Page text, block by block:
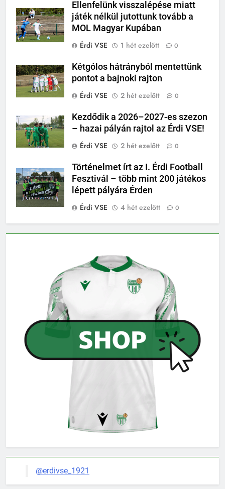
Ellenfelünk visszalépése miatt
játék nélkül jutottunk tovább a
MOL Magyar Kupában
Érdi VSE
1 hét ezelőtt 0
Kétgólos hátrányból mentettünk
pontot a bajnoki rajton
Érdi VSE
2 hét ezelőtt 0
Kezdődik a 2026–2027-es szezon
– hazai pályán rajtol az Érdi VSE!
Érdi VSE
2 hét ezelőtt 0
Történelmet írt az I. Érdi Football
Fesztivál – több mint 200 játékos
lépett pályára Érden
Érdi VSE
4 hét ezelőtt 0
@erdivse_1921